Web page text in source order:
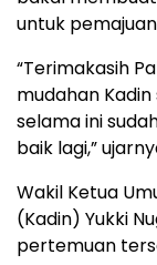
untuk
“Terimakasih
mudahan
selama ini
baik lagi,”
Wakil Ketua
(Kadin) Yukki
pertemuan